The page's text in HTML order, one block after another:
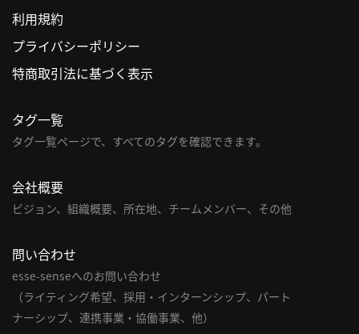
利用規約
プライバシーポリシー
特商取引法に基づく表示
タグ一覧
タグ一覧ページで、すべてのタグを確認できます。
会社概要
ビジョン、組織概要、所在地、チームメンバー、その他
問い合わせ
esse-senseへのお問い合わせ
（ライティング希望、採用・インターンシップ、パート
ナーシップ、連携事業・協働事業、他）